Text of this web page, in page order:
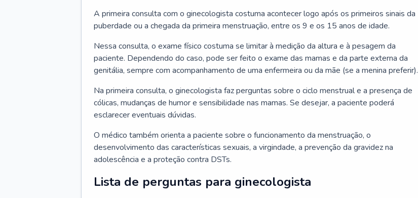
A primeira consulta com o ginecologista costuma acontecer logo após os primeiros sinais da
puberdade ou a chegada da primeira menstruação, entre os 9 e os 15 anos de idade.
Nessa consulta, o exame físico costuma se limitar à medição da altura e à pesagem da
paciente. Dependendo do caso, pode ser feito o exame das mamas e da parte externa da
genitália, sempre com acompanhamento de uma enfermeira ou da mãe (se a menina preferir).
Na primeira consulta, o ginecologista faz perguntas sobre o ciclo menstrual e a presença de
cólicas, mudanças de humor e sensibilidade nas mamas. Se desejar, a paciente poderá
esclarecer eventuais dúvidas.
O médico também orienta a paciente sobre o funcionamento da menstruação, o
desenvolvimento das características sexuais, a virgindade, a prevenção da gravidez na
adolescência e a proteção contra DSTs.
Lista de perguntas para ginecologista